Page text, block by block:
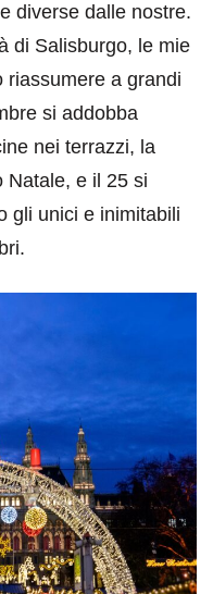
diverse dalle nostre.
di Salisburgo, le mie
riassumere a grandi
si addobba
nei terrazzi, la
Natale, e il 25 si
gli unici e inimitabili